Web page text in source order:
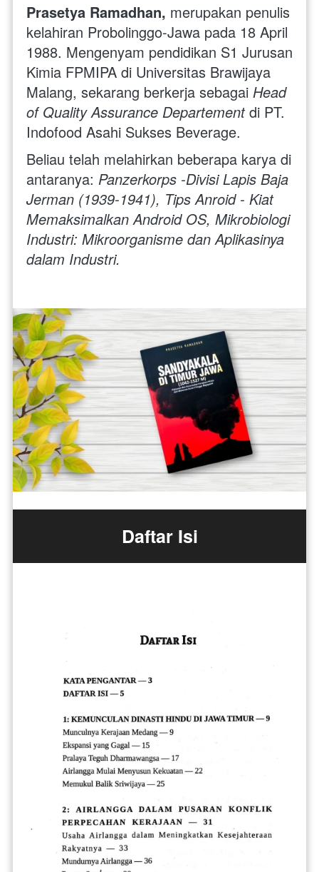
Prasetya Ramadhan, merupakan penulis
kelahiran Probolinggo-Jawa pada 18 April
1988. Mengenyam pendidikan S1 Jurusan
Kimia FPMIPA di Universitas Brawijaya
Malang, sekarang berkerja sebagai Head
of Quality Assurance Departement di PT.
Indofood Asahi Sukses Beverage.
Beliau telah melahirkan beberapa karya di
antaranya: Panzerkorps -Divisi Lapis Baja
Jerman (1939-1941), Tips Anroid - Kiat
Memaksimalkan Android OS, Mikrobiologi
Industri: Mikroorganisme dan Aplikasinya
dalam Industri.
Daftar Isi